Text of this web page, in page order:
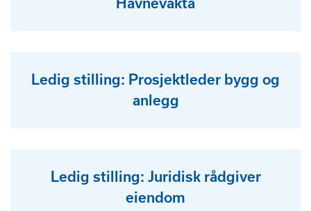
Ledig stilling: Prosjektleder bygg og
anlegg
Ledig stilling: Juridisk rådgiver
eiendom